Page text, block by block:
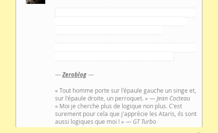
—Zeroblog—
« Tout homme porte sur l'épaule gauche un singe et,
sur l'épaule droite, un perroquet. » — Jean Cocteau
« Moi je cherche plus de logique non plus. C'est
surement pour cela que j'apprécie les Ataris, ils sont
aussi logiques que moi ! » — GT Turbo